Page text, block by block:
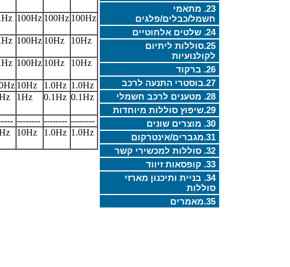
23. מתאמי
חשמל/כבלים/פלגים
24. שלטים אלחוטיים
25.סוללות ליתיום
לקולנועיות
26. ברקוד
27.בוסטרי התנעה לרכב
28. מטענים לרכב חשמלי
29.שיפוץ סוללות מיוחדות
30. מוצרים שונים
31.מגברים/אינטרקום
32. סוללות למכשירי קשר
33. קופסאות זיווד
34. בניית ותיכנון מארזי
סוללות
35.מאמרים
100Hz
100Hz
100Hz
10Hz
10Hz
100Hz
10Hz
10Hz
100Hz
1.0Hz
1.0Hz
10Hz
0.1Hz
0.1Hz
1Hz
--------
--------
--------
1.0Hz
1.0Hz
10Hz